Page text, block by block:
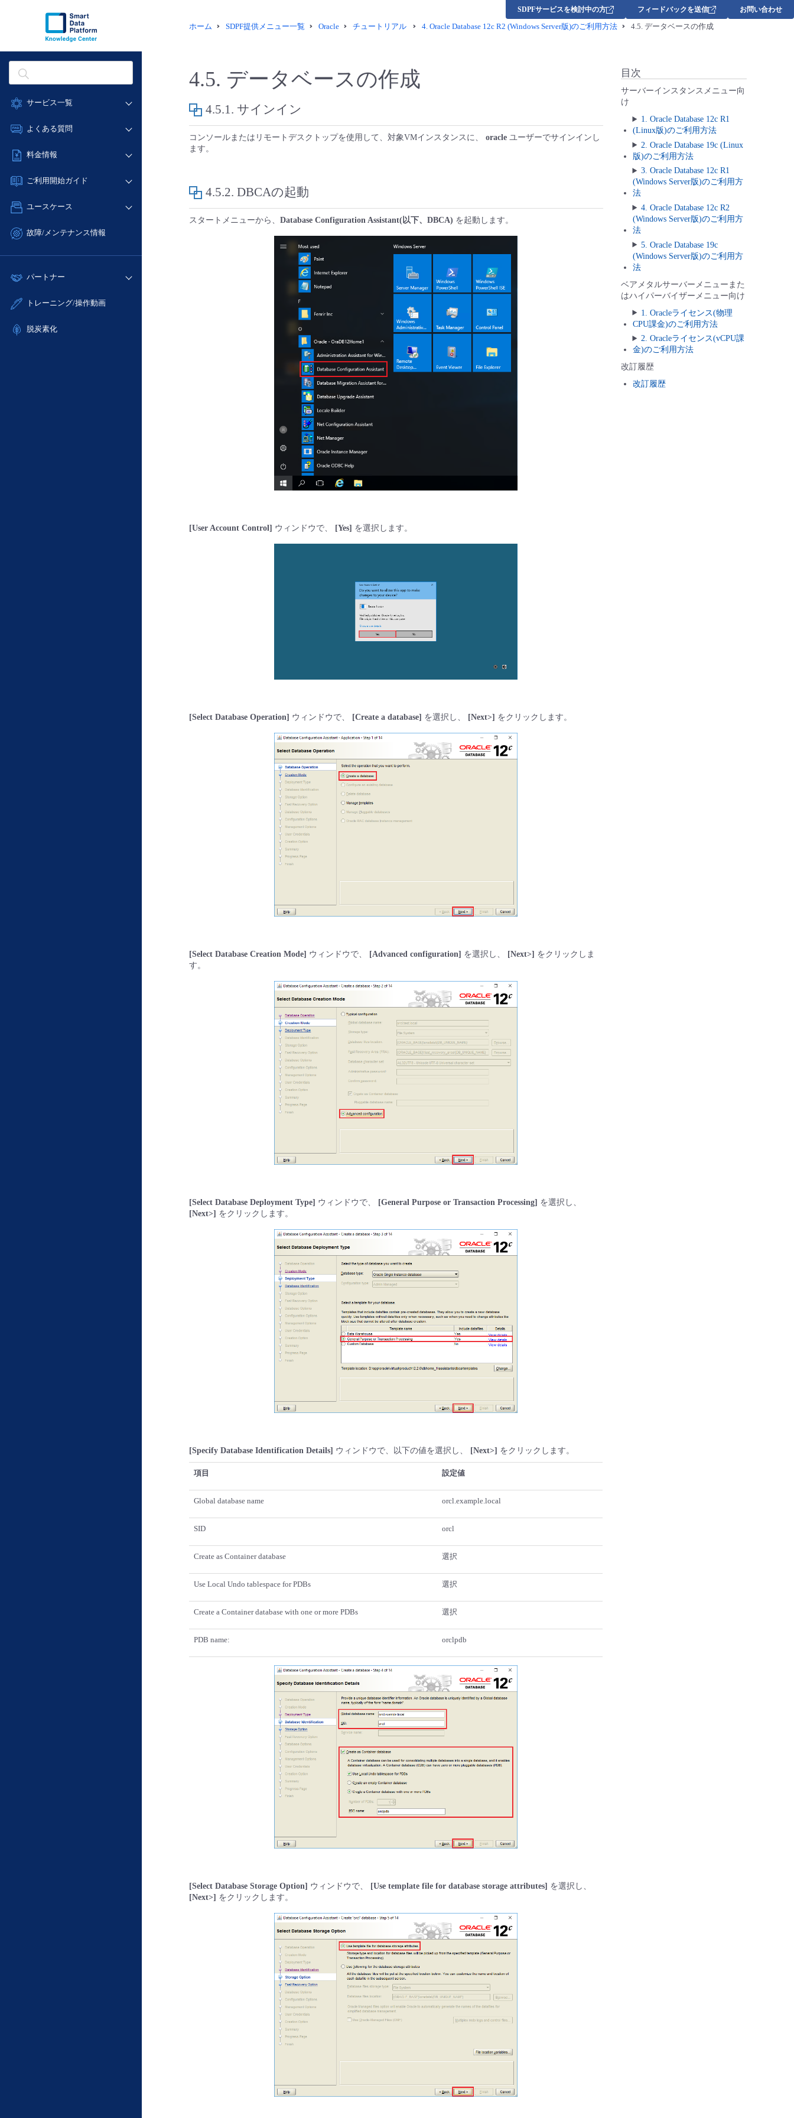
サービス一覧
データ利活用
ネットワーク
IoT
サポート
管理機能
よくある質問
データ利活用
ネットワーク
IoT
サポート
管理機能
すべてのメニューを見る
料金情報
料金シミュレーター
クラウド/サーバー
ネットワーク
サポート
すべてのメニューを見る
ご利用開始ガイド
■ 管理機能
- 初期設定・確認
- ユーザー機能の管理
- APIリファレンス
ユースケース
- バックアップ
- IoT
- ITインフラストラクチャー
故障/メンテナンス情報
サービス稼働状況
故障/メンテナンス履歴
定期メンテナンス
パートナー
販売パートナー向けプログラム
トレーニング/操作動画
脱炭素化
SDPFサービスを検討中の方 フィードバックを送信 お問い合わせ
ホーム SDPF提供メニュー一覧 Oracle チュートリアル 4. Oracle Database 12c R2 (Windows Server版)のご利用方法 4.5. データベースの作成
4.5. データベースの作成
4.5.1. サインイン
コンソールまたはリモートデスクトップを使用して、対象VMインスタンスに、 oracle ユーザーでサインインし
ます。
4.5.2. DBCAの起動
スタートメニューから、 Database Configuration Assistant(以下、DBCA) を起動します。
[User Account Control] ウィンドウで、 [Yes] を選択します。
[Select Database Operation] ウィンドウで、 [Create a database] を選択し、 [Next>] をクリックします。
[Select Database Creation Mode] ウィンドウで、 [Advanced configuration] を選択し、 [Next>] をクリックしま
す。
[Select Database Deployment Type] ウィンドウで、 [General Purpose or Transaction Processing] を選択し、
[Next>] をクリックします。
[Specify Database Identification Details] ウィンドウで、以下の値を選択し、 [Next>] をクリックします。
項目 設定値
Global database name orcl.example.local
SID orcl
Create as Container database 選択
Use Local Undo tablespace for PDBs 選択
Create a Container database with one or more PDBs 選択
PDB name: orclpdb
[Select Database Storage Option] ウィンドウで、 [Use template file for database storage attributes] を選択し、
[Next>] をクリックします。
目次
サーバーインスタンスメニュー向
け
1. Oracle Database 12c R1
(Linux版)のご利用方法
2. Oracle Database 19c (Linux
版)のご利用方法
3. Oracle Database 12c R1
(Windows Server版)のご利用方
法
4. Oracle Database 12c R2
(Windows Server版)のご利用方
法
5. Oracle Database 19c
(Windows Server版)のご利用方
法
ベアメタルサーバーメニューまた
はハイパーバイザーメニュー向け
1. Oracleライセンス(物理
CPU課金)のご利用方法
2. Oracleライセンス(vCPU課
金)のご利用方法
改訂履歴
改訂履歴